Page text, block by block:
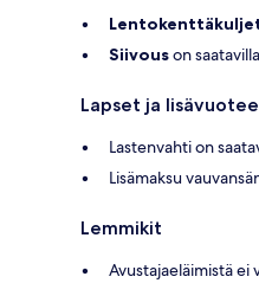
Siivouson
Lapset ja
Lastenvahti on
Lisämaksu
Lemmikit
Avustajaeläimistä ei